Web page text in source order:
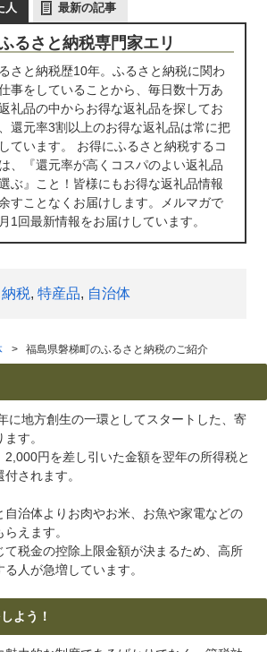
人 最新の記事
るさと納税専門家エリ
さと納税歴10年。ふるさと納税に関わ
事をしていることから、毎日数十万あ
礼品の中からお得な返礼品を探してお
還元率3割以上のお得な返礼品は常に把
ています。 お得にふるさと納税するコ
、『還元率が高くコスパのよい返礼品
ぶ』こと！皆様にもお得な返礼品情報
すことなくお届けします。メルマガで
1回最新情報をお届けしています。
税, 特産品, 自治体
福島県磐梯町のふるさと納税のご紹介
に地方創生の一環としてスタートした、寄
す。
円を差し引いた金額を翌年の所得税と
されます。
自治体よりお肉やお米、お魚や家電などの
えます。
て税金の控除上限金額が決まるため、高所
人が急増しています。
よう！